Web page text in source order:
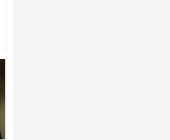
Ворог завдав
двоє поранених. Ще
після атаки БПЛА по